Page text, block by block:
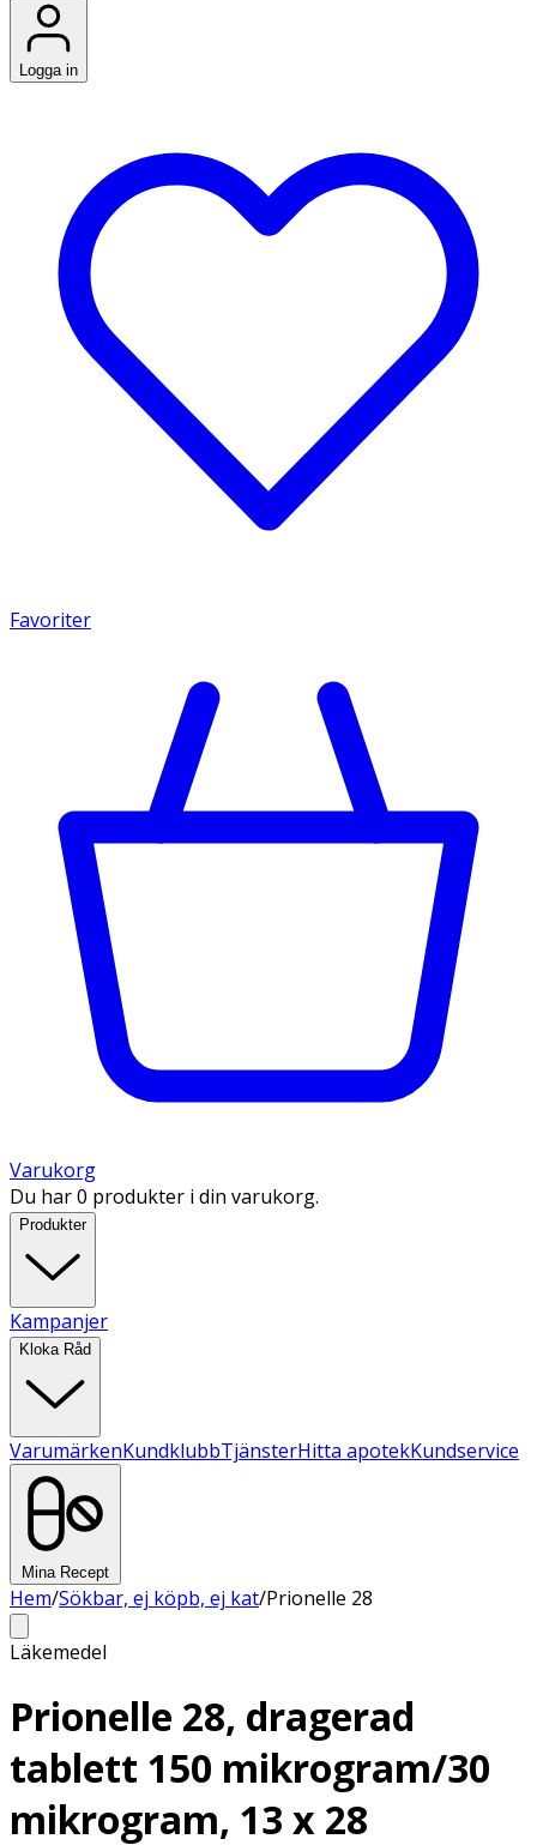
Logga in
Favoriter
Varukorg
Du har 0 produkter i din varukorg.
Produkter
Kampanjer
Kloka Råd
VarumärkenKundklubbTjänsterHitta apotekKundservice
Mina Recept
Hem/Sökbar, ej köpb, ej kat/Prionelle 28
Läkemedel
Prionelle 28, dragerad
tablett 150 mikrogram/30
mikrogram, 13 x 28